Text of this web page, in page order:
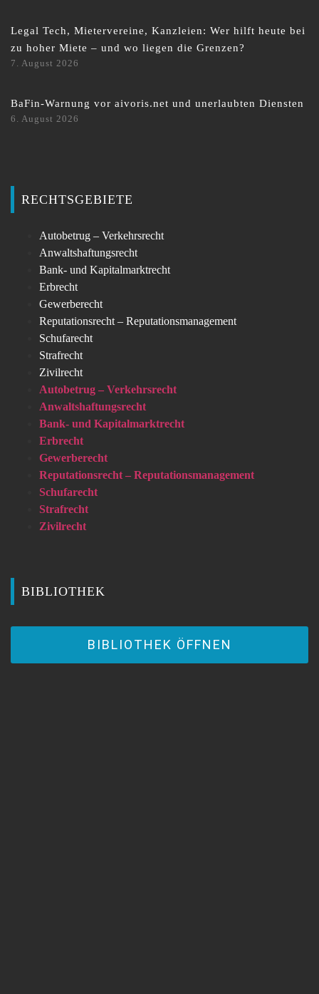
Legal Tech, Mietervereine, Kanzleien: Wer hilft heute bei
zu hoher Miete – und wo liegen die Grenzen?
7. August 2026
BaFin-Warnung vor aivoris.net und unerlaubten Diensten
6. August 2026
RECHTSGEBIETE
Autobetrug – Verkehrsrecht
Anwaltshaftungsrecht
Bank- und Kapitalmarktrecht
Erbrecht
Gewerberecht
Reputationsrecht – Reputationsmanagement
Schufarecht
Strafrecht
Zivilrecht
Autobetrug – Verkehrsrecht
Anwaltshaftungsrecht
Bank- und Kapitalmarktrecht
Erbrecht
Gewerberecht
Reputationsrecht – Reputationsmanagement
Schufarecht
Strafrecht
Zivilrecht
BIBLIOTHEK
BIBLIOTHEK ÖFFNEN